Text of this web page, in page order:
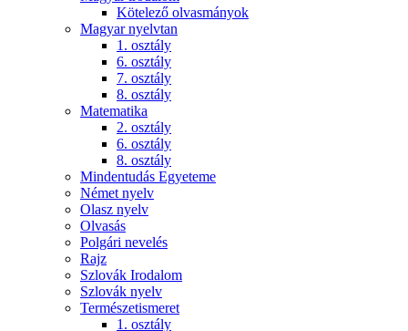
Kötelező olvasmányok
Magyar nyelvtan
1. osztály
6. osztály
7. osztály
8. osztály
Matematika
2. osztály
6. osztály
8. osztály
Mindentudás Egyeteme
Német nyelv
Olasz nyelv
Olvasás
Polgári nevelés
Rajz
Szlovák Irodalom
Szlovák nyelv
Természetismeret
1. osztály